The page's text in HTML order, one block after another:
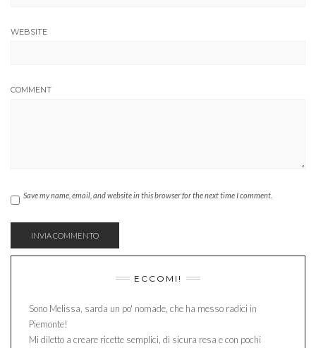
WEBSITE
COMMENT
Save my name, email, and website in this browser for the next time I comment.
ECCOMI!
Sono Melissa, sarda un po' nomade, che ha messo radici in
Piemonte!
Mi diletto a creare ricette semplici, di sicura resa e con pochi